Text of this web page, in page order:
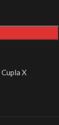
Cupla X